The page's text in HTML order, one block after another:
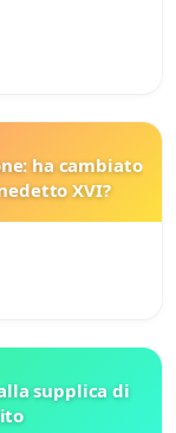
ha cambiato
XVI?
supplica di